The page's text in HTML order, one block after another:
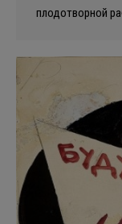
плодотворной